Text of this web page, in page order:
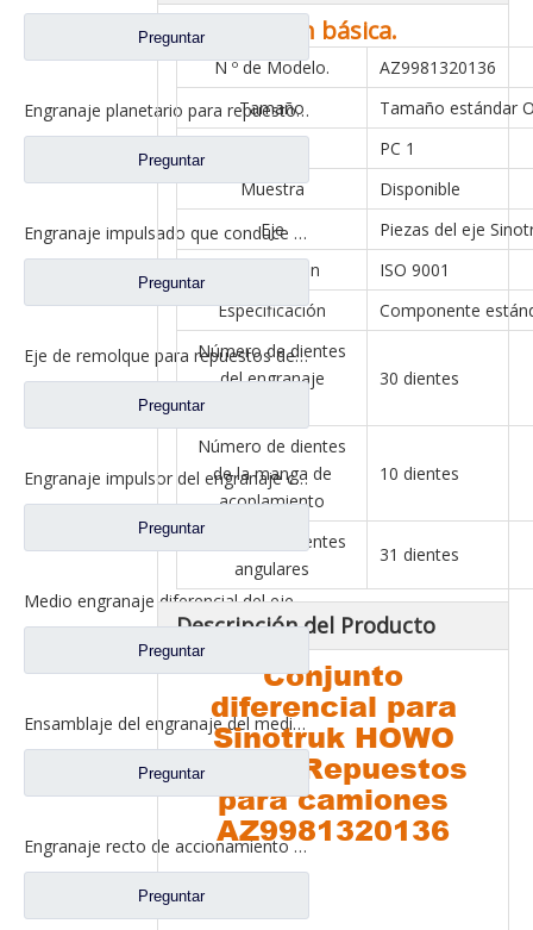
Preguntar
Engranaje planetario para repuestos de camiones Ford CH0040M0-0
Preguntar
Engranaje impulsado que conduce el engranaje cilíndrico para los recambios CD0042M0-8 del camión de Ford
Preguntar
Eje de remolque para repuestos de camiones Ford 13T16T20T
Preguntar
Engranaje impulsor del engranaje cilíndrico conducido para los recambios CD0401M0-7 del camión de Ford
Preguntar
Medio engranaje diferencial del eje para los recambios 2SCE0001M0-4 de Ford Truck
Preguntar
Ensamblaje del engranaje del medio eje trasero reforzado para los recambios CE0401A0-6 del camión de Ford
Preguntar
Engranaje recto de accionamiento para repuestos de camiones Ford 2SCD0040A0-4
Preguntar
Información básica.
N º de Modelo.
AZ9981320136
Tamaño
Tamaño estándar
PC 1
Muestra
Disponible
Eje
Piezas del eje
Certificación
ISO 9001
Especificación
Componente
Número de dientes
del engranaje
30 dientes
Número de dientes
de la manga de
acoplamiento
10 dientes
Número de dientes
angulares
31 dientes
Descripción del Producto
Conjunto
diferencial para
Sinotruk HOWO
AC16 Repuestos
para camiones
AZ9981320136